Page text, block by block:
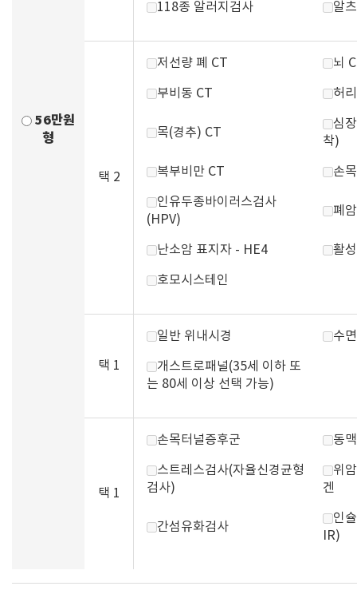
56만원
형
118종 알러지검사 알
택 2
저선량 폐 CT 뇌
부비동 CT 허
목(경추) CT
심
착)
복부비만 CT 손
인유두종바이러스검사
(HPV)
폐
난소암 표지자 - HE4 활
호모시스테인
택 1
일반 위내시경 수
개스트로패널(35세 이하 또
는 80세 이상 선택 가능)
택 1
손목터널증후군 동
스트레스검사(자율신경균형
검사)
위
겐
간섬유화검사
인
IR)